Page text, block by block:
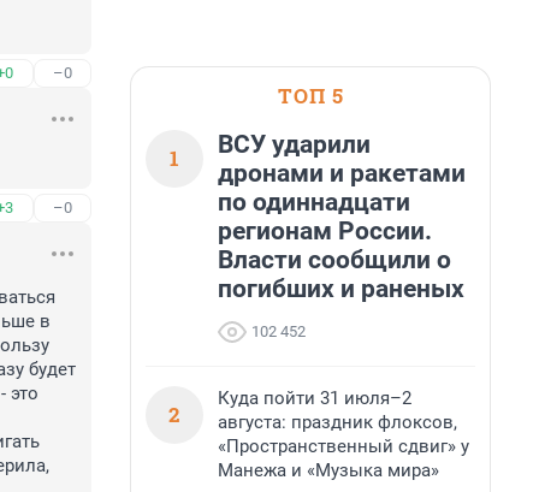
–0
–0
в
будет
это
ТОП 5
1
ВСУ ударили
дронами и ракетами
по одиннадцати
регионам России.
Власти сообщили о
погибших и раненых
102 452
2
Куда пойти 31 июля–2
августа: праздник флоксов,
«Пространственный сдвиг» у
Манежа и «Музыка мира»